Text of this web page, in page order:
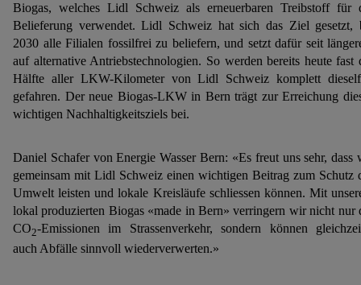
Biogas, welches Lidl Schweiz als erneuerbaren Treibstoff für
Belieferung verwendet. Lidl Schweiz hat sich das Ziel gesetzt,
2030 alle Filialen fossilfrei zu beliefern, und setzt dafür seit
auf alternative Antriebstechnologien. So werden bereits heute fast
Hälfte aller LKW-Kilometer von Lidl Schweiz komplett
gefahren. Der neue Biogas-LKW in Bern trägt zur Erreichung
wichtigen Nachhaltigkeitsziels bei.
Daniel Schafer von Energie Wasser Bern: «Es freut uns sehr, dass
gemeinsam mit Lidl Schweiz einen wichtigen Beitrag zum Schutz
Umwelt leisten und lokale Kreisläufe schliessen können. Mit
lokal produzierten Biogas «made in Bern» verringern wir nicht nur
CO2-Emissionen im Strassenverkehr, sondern können
auch Abfälle sinnvoll wiederverwerten.»